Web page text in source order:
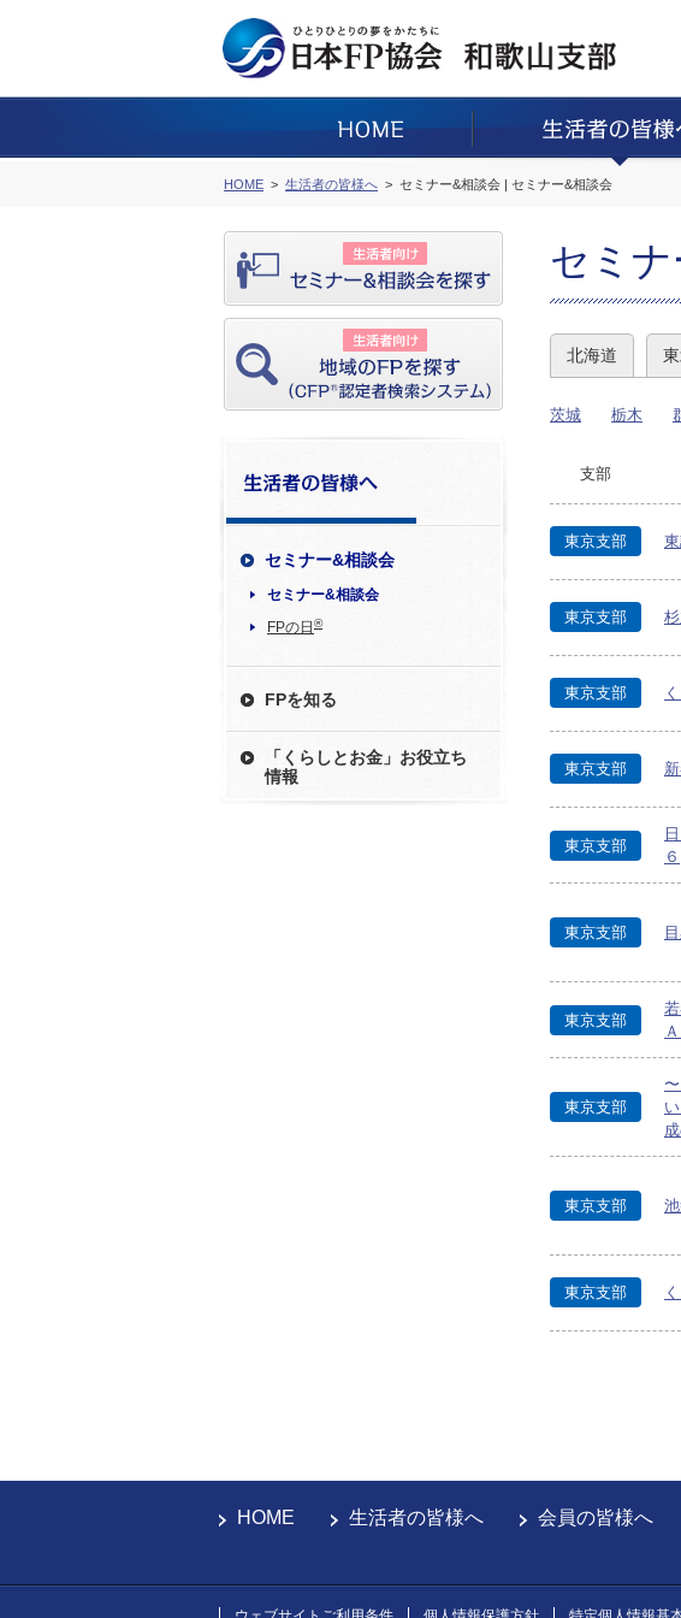
HOME 生活者の皆様へ セミナー&相談会 | セミナー&相談会
セミナー&相談会
セミナー&相談会
FPの日 ®
FPを知る
「くらしとお金」お役立ち
情報
セミナ
北海道
茨城 栃木
支部
東京支部
東京支部
東京支部
東京支部
東京支部
６
東京支部
東京支部
東京支部
東京支部
東京支部
HOME 生活者の皆様へ 会員の皆様へ